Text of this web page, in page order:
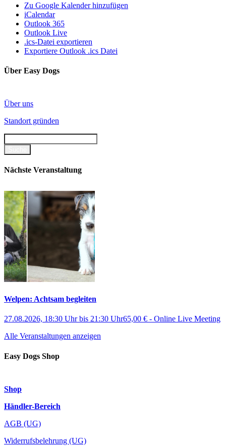
Zu Google Kalender hinzufügen
iCalendar
Outlook 365
Outlook Live
.ics-Datei exportieren
Exportiere Outlook .ics Datei
Über Easy Dogs
Über uns
Standort gründen
Nächste Veranstaltung
Welpen: Achtsam begleiten
27.08.2026, 18:30 Uhrbis 21:30 Uhr65,00 € - Online Live Meeting
Alle Veranstaltungen anzeigen
Easy Dogs Shop
Shop
Händler-Bereich
AGB (UG)
Widerrufsbelehrung (UG)